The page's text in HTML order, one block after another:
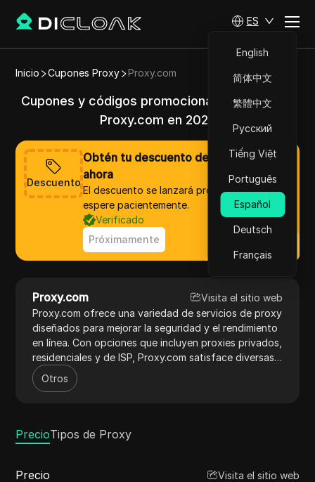
ES
English
简体中文
繁體中文
Русский
Tiếng Việt
Português
Español
Deutsch
Français
Inicio Cupones Proxy Proxy.com
Cupones y códigos promocionales válidos de
Proxy.com en 2025
Descuento
Obtén tu descuento de Proxy.com
ahora
El descuento se lanzará pronto, por favor,
espere pacientemente.
Verificado
Próximamente
Proxy.com
Visita el sitio web
Proxy.com ofrece una variedad de servicios de proxy
diseñados para mejorar la seguridad y el rendimiento
en línea. Con opciones que incluyen proxies privados,
residenciales y de ISP, Proxy.com satisface diversas
necesidades como la extracción de datos web, el
acceso a contenido restringido geográficamente y el
como baja latencia, alta disponibilidad y soporte
completo de API. La extensa red de IPs de Proxy.com
buscan proxies en línea seguros y eficientes.
Otros
PrecioTipos de Proxy
Precio Visita el sitio web